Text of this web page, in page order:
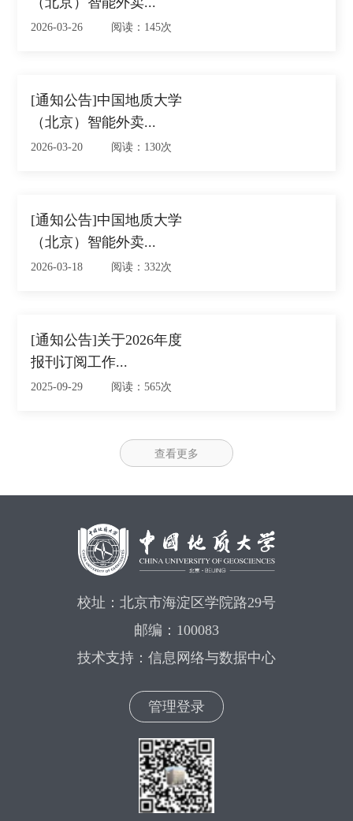
2026-03-26 阅读：145次
[通知公告]中国地质大学
（北京）智能外卖...
2026-03-20 阅读：130次
[通知公告]中国地质大学
（北京）智能外卖...
2026-03-18 阅读：332次
[通知公告]关于2026年度
报刊订阅工作...
2025-09-29 阅读：565次
查看更多
校址：北京市海淀区学院路29号
邮编：100083
技术支持：信息网络与数据中心
管理登录